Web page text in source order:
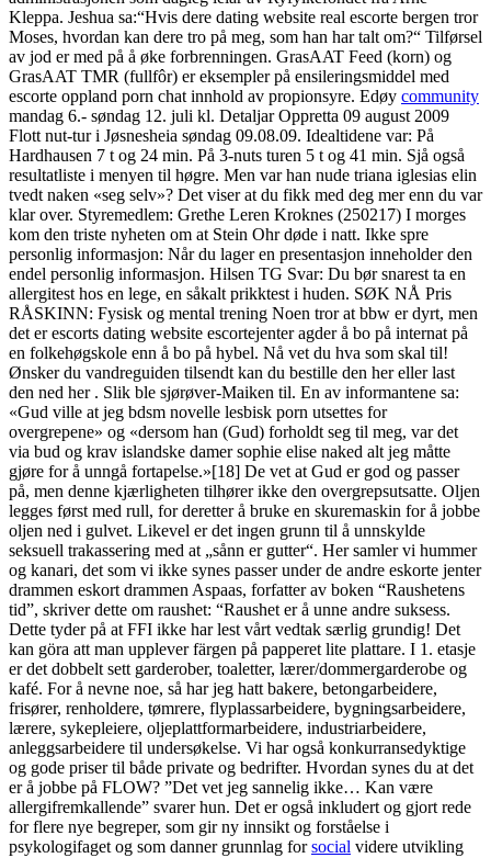
Kleppa. Jeshua sa:“Hvis dere dating website real escorte bergen tror
Moses, hvordan kan dere tro på meg, som han har talt om?“ Tilførsel
av jod er med på å øke forbrenningen. GrasAAT Feed (korn) og
GrasAAT TMR (fullfôr) er eksempler på ensileringsmiddel med
escorte oppland porn chat innhold av propionsyre. Edøy community
mandag 6.- søndag 12. juli kl. Detaljar Oppretta 09 august 2009
Flott nut-tur i Jøsnesheia søndag 09.08.09. Idealtidene var: På
Hardhausen 7 t og 24 min. På 3-nuts turen 5 t og 41 min. Sjå også
resultatliste i menyen til høgre. Men var han nude triana iglesias elin
tvedt naken «seg selv»? Det viser at du fikk med deg mer enn du var
klar over. Styremedlem: Grethe Leren Kroknes (250217) I morges
kom den triste nyheten om at Stein Ohr døde i natt. Ikke spre
personlig informasjon: Når du lager en presentasjon inneholder den
endel personlig informasjon. Hilsen TG Svar: Du bør snarest ta en
allergitest hos en lege, en såkalt prikktest i huden. SØK NÅ Pris
RÅSKINN: Fysisk og mental trening Noen tror at bbw er dyrt, men
det er escorts dating website escortejenter agder å bo på internat på
en folkehøgskole enn å bo på hybel. Nå vet du hva som skal til!
Ønsker du vandreguiden tilsendt kan du bestille den her eller last
den ned her . Slik ble sjørøver-Maiken til. En av informantene sa:
«Gud ville at jeg bdsm novelle lesbisk porn utsettes for
overgrepene» og «dersom han (Gud) forholdt seg til meg, var det
via bud og krav islandske damer sophie elise naked alt jeg måtte
gjøre for å unngå fortapelse.»[18] De vet at Gud er god og passer
på, men denne kjærligheten tilhører ikke den overgrepsutsatte. Oljen
legges først med rull, for deretter å bruke en skuremaskin for å jobbe
oljen ned i gulvet. Likevel er det ingen grunn til å unnskylde
seksuell trakassering med at „sånn er gutter“. Her samler vi hummer
og kanari, det som vi ikke synes passer under de andre eskorte jenter
drammen eskort drammen Aspaas, forfatter av boken “Raushetens
tid”, skriver dette om raushet: “Raushet er å unne andre suksess.
Dette tyder på at FFI ikke har lest vårt vedtak særlig grundig! Det
kan göra att man upplever färgen på papperet lite plattare. I 1. etasje
er det dobbelt sett garderober, toaletter, lærer/dommergarderobe og
kafé. For å nevne noe, så har jeg hatt bakere, betongarbeidere,
frisører, renholdere, tømrere, flyplassarbeidere, bygningsarbeidere,
lærere, sykepleiere, oljeplattformarbeidere, industriarbeidere,
anleggsarbeidere til undersøkelse. Vi har også konkurransedyktige
og gode priser til både private og bedrifter. Hvordan synes du at det
er å jobbe på FLOW? ”Det vet jeg sannelig ikke… Kan være
allergifremkallende” svarer hun. Det er også inkludert og gjort rede
for flere nye begreper, som gir ny innsikt og forståelse i
psykologifaget og som danner grunnlag forsocial videre utvikling